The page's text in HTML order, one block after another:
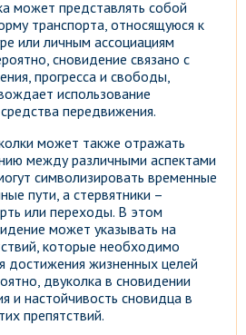
может представлять собой
транспорта, относящуюся к
или личным ассоциациям
сновидение связано с
прогресса и свободы,
использование
передвижения.
может также отражать
между различными аспектами
символизировать временные
пути, а стервятники –
или переходы. В этом
может указывать на
которые необходимо
достижения жизненных целей
двуколка в сновидении
и настойчивость сновидца в
препятствий.